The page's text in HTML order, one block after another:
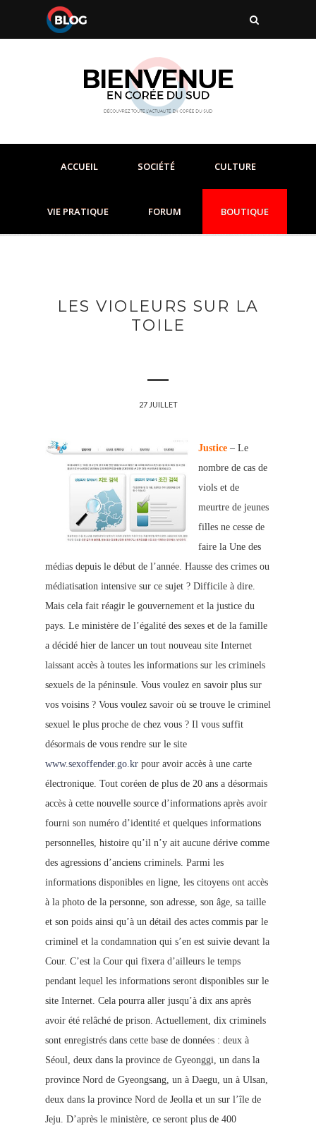
ACCUEIL SOCIÉTÉ CULTURE
VIE PRATIQUE FORUM BOUTIQUE
LES VIOLEURS SUR LA
TOILE
27 JUILLET
Justice – Le
nombre de cas de
viols et de
meurtre de jeunes
filles ne cesse de
faire la Une des
médias depuis le début de l’année. Hausse des crimes ou
médiatisation intensive sur ce sujet ? Difficile à dire.
Mais cela fait réagir le gouvernement et la justice du
pays. Le ministère de l’égalité des sexes et de la famille
a décidé hier de lancer un tout nouveau site Internet
laissant accès à toutes les informations sur les criminels
sexuels de la péninsule. Vous voulez en savoir plus sur
vos voisins ? Vous voulez savoir où se trouve le criminel
sexuel le plus proche de chez vous ? Il vous suffit
désormais de vous rendre sur le site
www.sexoffender.go.kr pour avoir accès à une carte
électronique. Tout coréen de plus de 20 ans a désormais
accès à cette nouvelle source d’informations après avoir
fourni son numéro d’identité et quelques informations
personnelles, histoire qu’il n’y ait aucune dérive comme
des agressions d’anciens criminels. Parmi les
informations disponibles en ligne, les citoyens ont accès
à la photo de la personne, son adresse, son âge, sa taille
et son poids ainsi qu’à un détail des actes commis par le
criminel et la condamnation qui s’en est suivie devant la
Cour. C’est la Cour qui fixera d’ailleurs le temps
pendant lequel les informations seront disponibles sur le
site Internet. Cela pourra aller jusqu’à dix ans après
avoir été relâché de prison. Actuellement, dix criminels
sont enregistrés dans cette base de données : deux à
Séoul, deux dans la province de Gyeonggi, un dans la
province Nord de Gyeongsang, un à Daegu, un à Ulsan,
deux dans la province Nord de Jeolla et un sur l’île de
Jeju. D’après le ministère, ce seront plus de 400